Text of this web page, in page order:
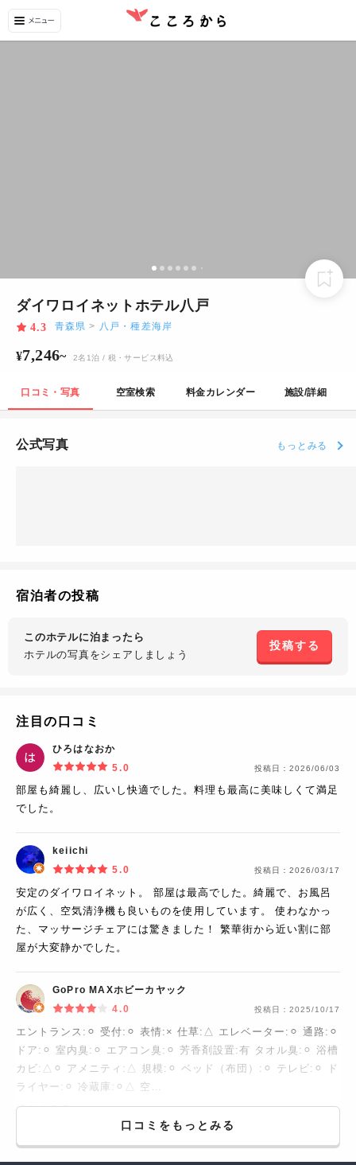
ダイワロイネットホテル八戸
4.3 青森県 > 八戸・種差海岸
¥7,246~ 2名 1泊 / 税・サービス料込
口コミ・写真 空室検索 料金カレンダー 施設/詳細
公式写真 もっとみる
宿泊者の投稿
このホテルに泊まったら
ホテルの写真をシェアしましょう
投稿する
注目の口コミ
ひろはなおか
5.0
投稿日： 2026/06/03
部屋も綺麗し、広いし快適でした。料理も最高に美味しくて満足
でした。
keiichi
5.0
投稿日： 2026/03/17
安定のダイワロイネット。 部屋は最高でした。綺麗で、お風呂
が広く、空気清浄機も良いものを使用しています。 使わなかっ
た、マッサージチェアには驚きました！ 繁華街から近い割に部
屋が大変静かでした。
GoPro MAXホビーカヤック
4.0
投稿日： 2025/10/17
エントランス:⚪︎ 受付:⚪︎ 表情:× 仕草:△ エレベーター:⚪︎ 通路:⚪︎
ドア:⚪︎ 室内臭:⚪︎ エアコン臭:⚪︎ 芳香剤設置:有 タオル臭:⚪︎ 浴槽
カビ:△⚪︎ アメニティ:△ 規模:⚪︎ ベッド（布団）:⚪︎ テレビ:⚪︎ ド
ライヤー:⚪︎ 冷蔵庫:⚪︎△ 空…
続きをみる...
口コミをもっとみる